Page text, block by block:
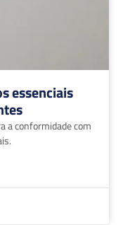
essenciais
a conformidade com